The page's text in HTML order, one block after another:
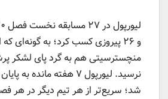
و ۲۶ پیروزی کسب کرد؛ به گونه‌ای
منچسترسیتی هم به گرد پای لشکر
نرسید. لیورپول ۷ هفته
شد؛ سریع‌تر از هر تیم دیگر در هر